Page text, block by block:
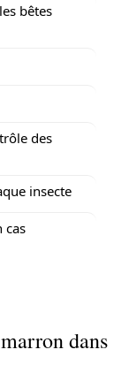
bêtes
des
insecte
cas
dans